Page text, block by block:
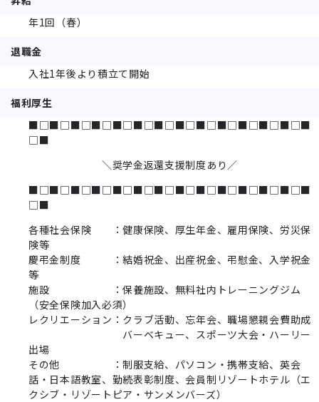
年1回（春）
退職金
入社1年後より積立て開始
福利厚生
■□■□■□■□■□■□■□■□■□■□■□■□■□■
□■
＼奨学金返還支援制度あり／
■□■□■□■□■□■□■□■□■□■□■□■□■□■
□■
各種社会保険 ：健康保険、厚生年金、雇用保険、労災保
険等
慶弔金制度 ：結婚祝金、出産祝金、弔慰金、入学祝金
等
施設 ：保養施設、無料社内トレーニングジム
（安全保険加入必須）
レクリエーション：クラブ活動、忘年会、職場懇親会費助成
バーベキュー、スポーツ大会・ハーリー
出場
その他 ：制服支給、パソコン・携帯支給、英会
話・日本語教室、勤続表彰制度、会員制リゾートホテル（エ
クシブ・リゾートピア・サンメンバーズ）